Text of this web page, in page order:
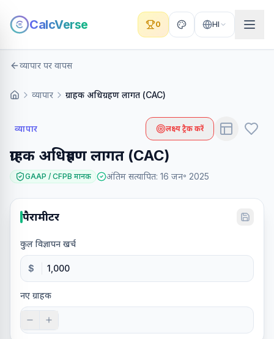
CalcVerse 0 HI
व्यापार पर वापस
व्यापार ग्राहक अधिग्रहण लागत (CAC)
व्यापार लक्ष्य ट्रैक करें
ग्राहक अधिग्रहण लागत (CAC)
GAAP / CFPB मानक अंतिम सत्यापित: 16 जन॰ 2025
पैरामीटर
कुल विज्ञापन खर्च
$
नए ग्राहक